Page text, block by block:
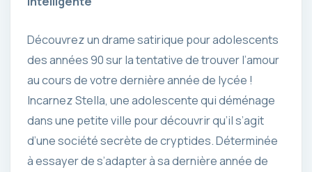
Découvrez un drame satirique pour adolescents
des années 90 sur la tentative de trouver l’amour
au cours de votre dernière année de lycée !
Incarnez Stella, une adolescente qui déménage
dans une petite ville pour découvrir qu’il s’agit
d’une société secrète de cryptides. Déterminée
à essayer de s’adapter à sa dernière année de